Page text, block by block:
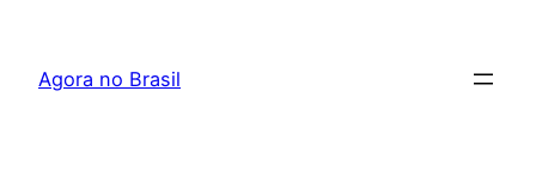
Agora no Brasil